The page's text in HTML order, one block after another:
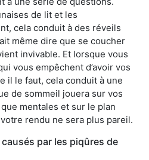
de lit et les
cela conduit à des réveils
même dire que se coucher
invivable. Et lorsque vous
vous empêchent d’avoir vos
il le faut, cela conduit à une
de sommeil jouera sur vos
mentales et sur le plan
rendu ne sera plus pareil.
par les piqûres de